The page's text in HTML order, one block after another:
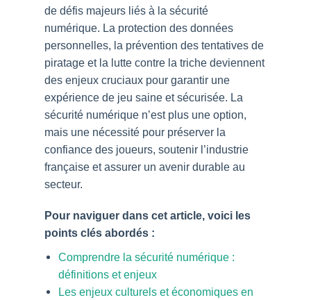
de défis majeurs liés à la sécurité
numérique. La protection des données
personnelles, la prévention des tentatives de
piratage et la lutte contre la triche deviennent
des enjeux cruciaux pour garantir une
expérience de jeu saine et sécurisée. La
sécurité numérique n’est plus une option,
mais une nécessité pour préserver la
confiance des joueurs, soutenir l’industrie
française et assurer un avenir durable au
secteur.
Pour naviguer dans cet article, voici les
points clés abordés :
Comprendre la sécurité numérique :
définitions et enjeux
Les enjeux culturels et économiques en